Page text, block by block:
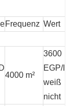
Frequenz Wert
4000 m²
3600
EGP/Ich
weiß
nicht